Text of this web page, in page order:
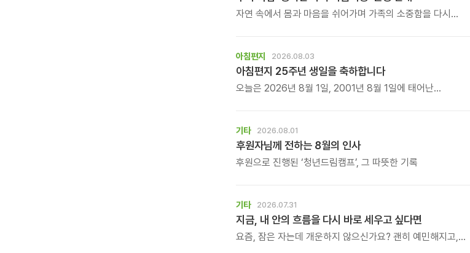
자연 속에서 몸과 마음을 쉬어가며 가족의 소중함을 다시
아침편지 2026.08.03
아침편지 25주년 생일을 축하합니다
오늘은 2026년 8월 1일, 2001년 8월 1일에 태어난
기타 2026.08.01
후원자님께 전하는 8월의 인사
후원으로 진행된 ‘청년드림캠프’, 그 따뜻한 기록
기타 2026.07.31
지금, 내 안의 흐름을 다시 바로 세우고 싶다면
요즘, 잠은 자는데 개운하지 않으신가요? 괜히 예민해지고,